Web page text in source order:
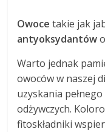
Owoce takie jak
antyoksydantów
Warto jednak
owoców w naszej
uzyskania
odżywczych.
fitoskładniki